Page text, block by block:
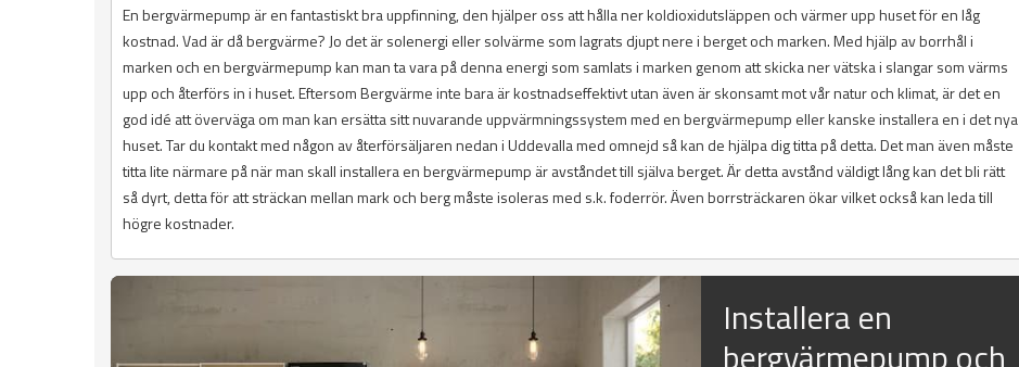
En bergvärmepump är en fantastiskt bra uppfinning, den hjälper oss att hålla ner koldioxidutsläppen och värmer upp huset för en låg
kostnad. Vad är då bergvärme? Jo det är solenergi eller solvärme som lagrats djupt nere i berget och marken. Med hjälp av borrhål i
marken och en bergvärmepump kan man ta vara på denna energi som samlats i marken genom att skicka ner vätska i slangar som värms
upp och återförs in i huset. Eftersom Bergvärme inte bara är kostnadseffektivt utan även är skonsamt mot vår natur och klimat, är det en
god idé att överväga om man kan ersätta sitt nuvarande uppvärmningssystem med en bergvärmepump eller kanske installera en i det nya
huset. Tar du kontakt med någon av återförsäljaren nedan i Uddevalla med omnejd så kan de hjälpa dig titta på detta. Det man även måste
titta lite närmare på när man skall installera en bergvärmepump är avståndet till själva berget. Är detta avstånd väldigt lång kan det bli rätt
så dyrt, detta för att sträckan mellan mark och berg måste isoleras med s.k. foderrör. Även borrsträckaren ökar vilket också kan leda till
högre kostnader.
Installera en